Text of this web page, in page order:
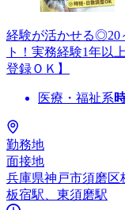
経験が活かせる◎20
ト！実務経験1年以
登録ＯＫ】
医療・福祉系
勤務地
面接地
兵庫県神戸市須磨区
板宿駅、東須磨駅